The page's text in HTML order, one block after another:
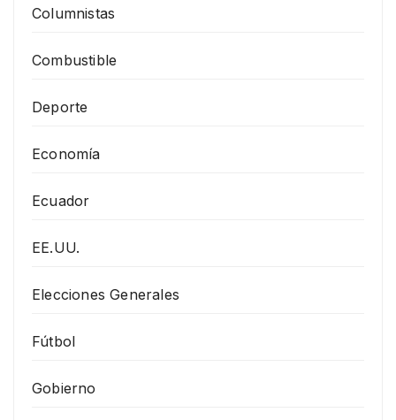
Columnistas
Combustible
Deporte
Economía
Ecuador
EE.UU.
Elecciones Generales
Fútbol
Gobierno